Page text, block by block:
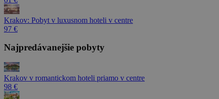
Krakov: Pobyt v luxusnom hoteli v centre
97 €
Najpredávanejšie pobyty
Krakov v romantickom hoteli priamo v centre
98 €